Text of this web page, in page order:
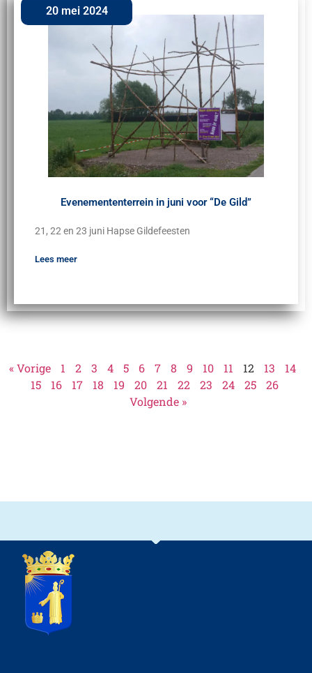
20 mei 2024
Evenemententerrein in juni voor “De Gild”
21, 22 en 23 juni Hapse Gildefeesten
Lees meer
« Vorige 1 2 3 4 5 6 7 8 9 10 11 12 13
14
15
16 17 18 19 20 21 22 23 24 25
26
Volgende »